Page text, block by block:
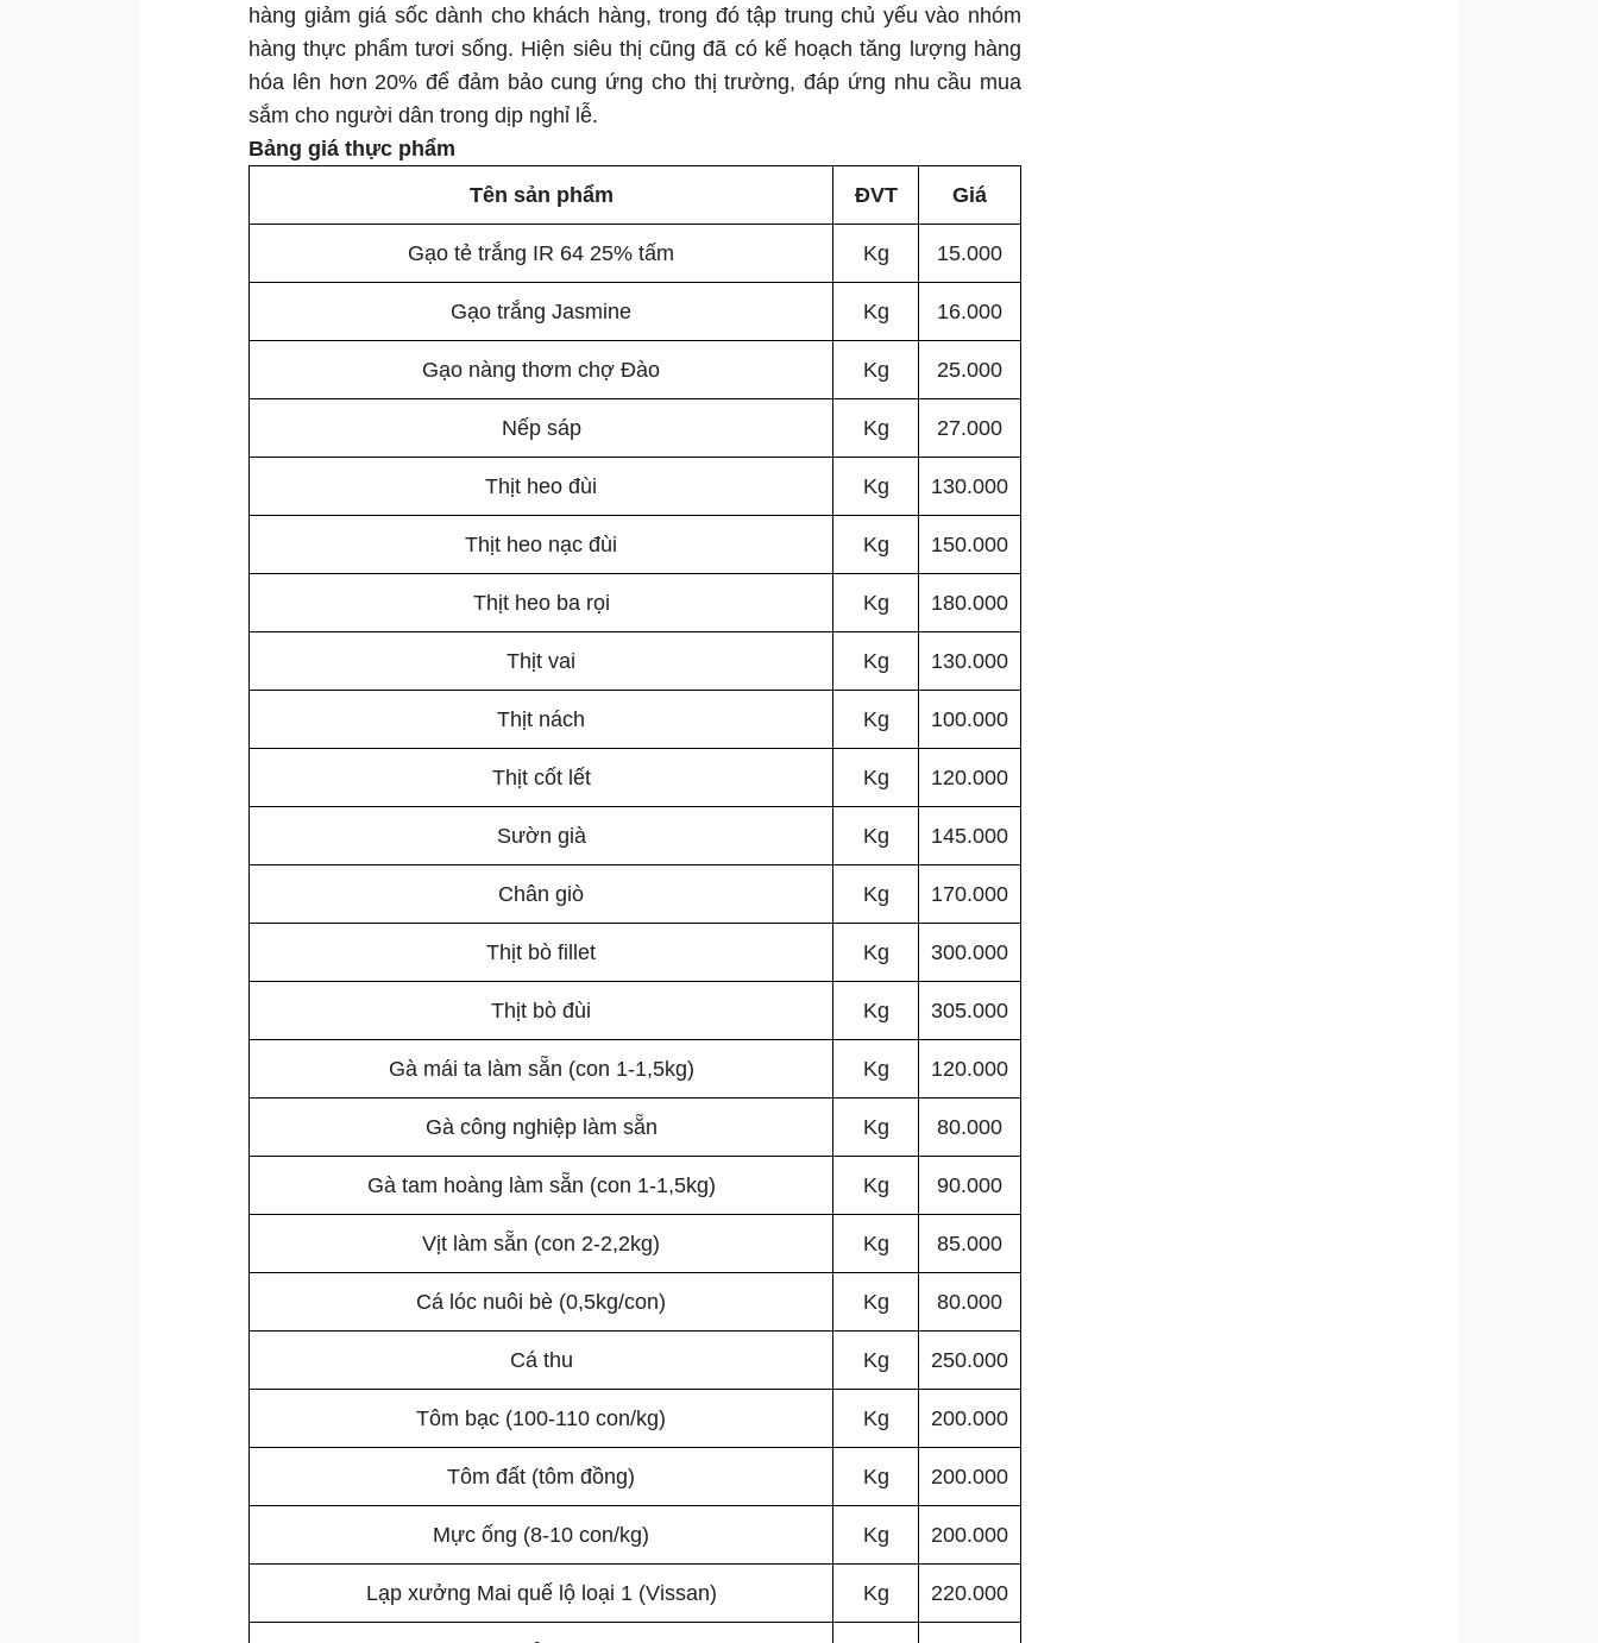
hàng giảm giá sốc dành cho khách hàng, trong đó tập trung chủ yếu vào nhóm
hàng thực phẩm tươi sống. Hiện siêu thị cũng đã có kế hoạch tăng lượng hàng
hóa lên hơn 20% để đảm bảo cung ứng cho thị trường, đáp ứng nhu cầu mua
sắm cho người dân trong dịp nghỉ lễ.
Bảng giá thực phẩm
Tên sản phẩm
ĐVT Giá
Gạo tẻ trắng IR 64 25% tấm Kg 15.000
Gạo trắng Jasmine Kg 16.000
Gạo nàng thơm chợ Đào Kg 25.000
Nếp sáp Kg 27.000
Thịt heo đùi Kg 130.000
Thịt heo nạc đùi Kg 150.000
Thịt heo ba rọi Kg 180.000
Thịt vai Kg 130.000
Thịt nách Kg 100.000
Thịt cốt lết Kg 120.000
Sườn già Kg 145.000
Chân giò Kg 170.000
Thịt bò fillet Kg 300.000
Thịt bò đùi Kg 305.000
Gà mái ta làm sẵn (con 1-1,5kg) Kg 120.000
Gà công nghiệp làm sẵn Kg 80.000
Gà tam hoàng làm sẵn (con 1-1,5kg) Kg 90.000
Vịt làm sẵn (con 2-2,2kg) Kg 85.000
Cá lóc nuôi bè (0,5kg/con) Kg 80.000
Cá thu Kg 250.000
Tôm bạc (100-110 con/kg) Kg 200.000
Tôm đất (tôm đồng) Kg 200.000
Mực ống (8-10 con/kg) Kg 200.000
Lạp xưởng Mai quế lộ loại 1 (Vissan) Kg 220.000